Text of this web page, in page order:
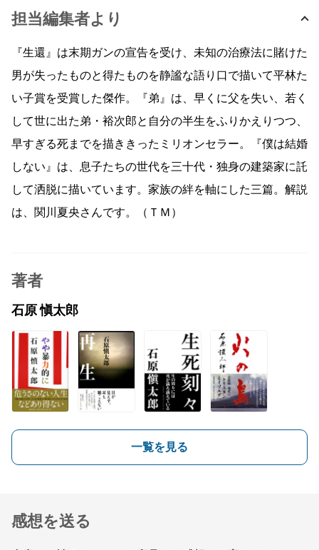
担当編集者より
『生還』は末期ガンの宣告を受け、未知の治療法に賭けた
男が失ったものと得たものを静謐な語り口で描いて平林た
い子賞を受賞した傑作。『弟』は、早くに父を失い、若く
して世に出た弟・裕次郎と自分の半生をふりかえりつつ、
早すぎる死までを描ききったミリオンセラー。『僕は結婚
しない』は、息子たちの世代を三十代・独身の建築家に託
して洒脱に描いています。家族の絆を軸にした三篇。解説
は、関川夏央さんです。（ＴＭ）
著者
石原 愼太郎
一覧を見る
感想を送る